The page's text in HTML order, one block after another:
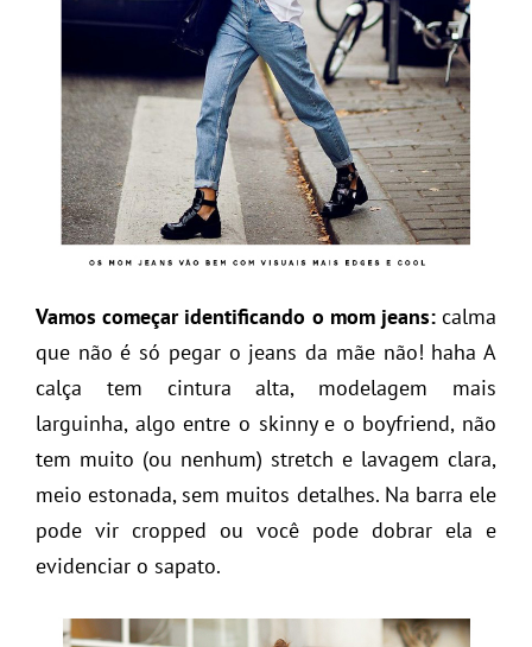
Vamos começar identificando o mom jeans:calma
que não é só pegar o jeans da mãe não! haha A
calça tem cintura alta, modelagem mais
larguinha, algo entre o skinny e o boyfriend, não
tem muito (ou nenhum) stretch e lavagem clara,
meio estonada, sem muitos detalhes. Na barra ele
pode vir cropped ou você pode dobrar ela e
evidenciar o sapato.